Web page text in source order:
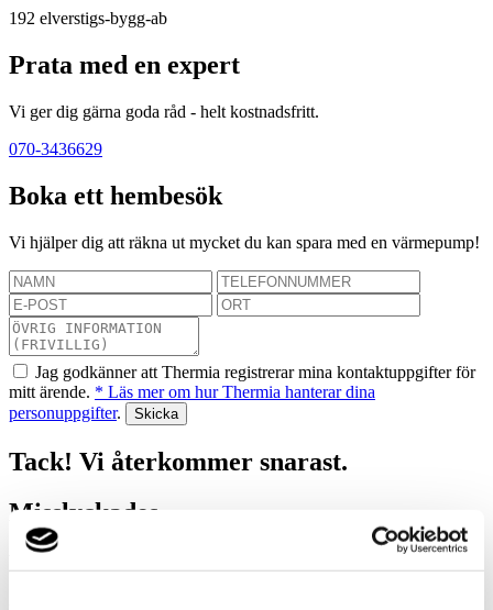
192 elverstigs-bygg-ab
Prata med en expert
Vi ger dig gärna goda råd - helt kostnadsfritt.
070-3436629
Boka ett hembesök
Vi hjälper dig att räkna ut mycket du kan spara med en värmepump!
Jag godkänner att Thermia registrerar mina kontaktuppgifter för
mitt ärende. * Läs mer om hur Thermia hanterar dina
personuppgifter.
Tack! Vi återkommer snarast.
Misslyckades
Ring oss